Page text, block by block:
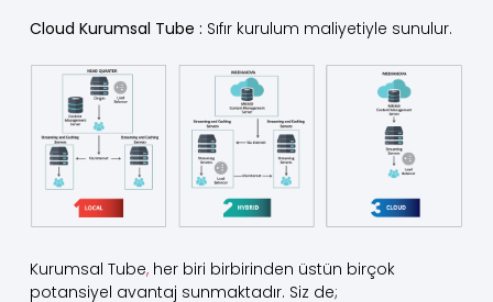
Cloud Kurumsal Tube : Sıfır kurulum maliyetiyle sunulur.
Kurumsal Tube,her biri birbirinden üstün birçok
potansiyel avantaj sunmaktadır. Siz de;